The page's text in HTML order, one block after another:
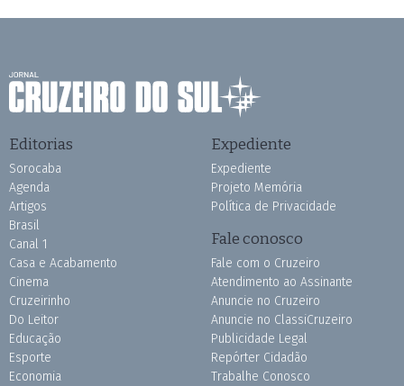
Editorias
Sorocaba
Agenda
Artigos
Brasil
Canal 1
Casa e Acabamento
Cinema
Cruzeirinho
Do Leitor
Educação
Esporte
Economia
Expediente
Expediente
Projeto Memória
Política de Privacidade
Fale conosco
Fale com o Cruzeiro
Atendimento ao Assinante
Anuncie no Cruzeiro
Anuncie no ClassiCruzeiro
Publicidade Legal
Repórter Cidadão
Trabalhe Conosco